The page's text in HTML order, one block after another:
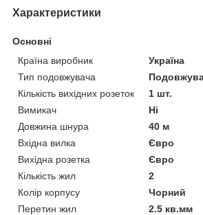
Характеристики
Основні
Країна виробник
Україна
Тип подовжувача
Кількість вихідних розеток
1 шт.
Вимикач
Ні
Довжина шнура
40 м
Вхідна вилка
Євро
Вихідна розетка
Євро
Кількість жил
2
Колір корпусу
Чорний
Перетин жил
2.5 кв.мм